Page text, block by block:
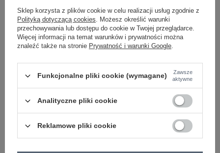
ciemny beżowy
S/M 2016103306749 - +
Zobacz wszystkie kolory (+1)
ZALOGUJ SIĘ I ZOBACZ CENĘ
Sklep korzysta z plików cookie w celu realizacji usług zgodnie z
Polityką dotyczącą cookies. Możesz określić warunki
przechowywania lub dostępu do cookie w Twojej przeglądarce.
Więcej informacji na temat warunków i prywatności można
znaleźć także na stronie Prywatność i warunki Google.
Funkcjonalne pliki cookie (wymagane)
Zawsze
aktywne
Analityczne pliki cookie
Reklamowe pliki cookie